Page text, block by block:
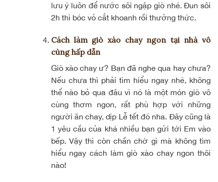
lưu ý luôn để nước sôi ngập giò nhé. Đun sôi
2h thì bóc vỏ cắt khoanh rồi thưởng thức.
Cách làm giò xào chay ngon tại nhà vô
cùng hấp dẫn
Giò xào chay ư? Bạn đã nghe qua hay chưa?
Nếu chưa thì phải tìm hiểu ngay nhé, không
thể nào bỏ qua đâu vì nó là một món giò vô
cùng thơm ngon, rất phù hợp với những
người ăn chay, dịp Lễ tết đó nha. Đây cũng là
1 yêu cầu của khá nhiều bạn gửi tới Em vào
bếp. Vậy thì còn chần chờ gì mà không tìm
hiểu ngay cách làm giò xào chay ngon thôi
nào!